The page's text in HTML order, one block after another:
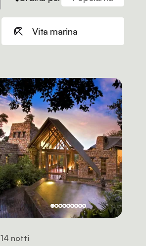
Vita marina
14 notti